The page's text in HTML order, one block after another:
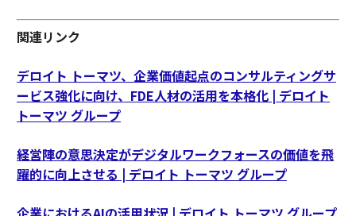
関連リンク
デロイト トーマツ、企業価値起点のコンサルティングサ
ービス強化に向け、FDE人材の活用を本格化 | デロイト
トーマツ グループ
経営陣の意思決定がデジタルワークフォースの価値を飛
躍的に向上させる | デロイト トーマツ グループ